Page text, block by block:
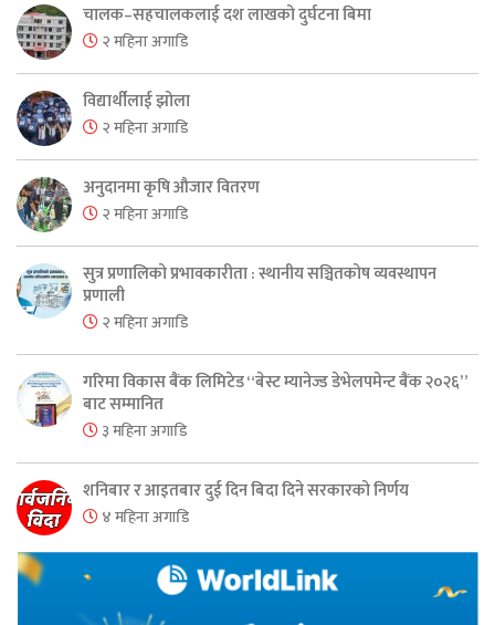
चालक–सहचालकलाई दश लाखको दुर्घटना बिमा
२ महिना अगाडि
विद्यार्थीलाई झोला
२ महिना अगाडि
अनुदानमा कृषि औजार वितरण
२ महिना अगाडि
सुत्र प्रणालिको प्रभावकारीता : स्थानीय सञ्चितकोष व्यवस्थापन
प्रणाली
२ महिना अगाडि
गरिमा विकास बैंक लिमिटेड “बेस्ट म्यानेज्ड डेभेलपमेन्ट बैंक २०२६”
बाट सम्मानित
३ महिना अगाडि
शनिबार र आइतबार दुई दिन बिदा दिने सरकारको निर्णय
४ महिना अगाडि